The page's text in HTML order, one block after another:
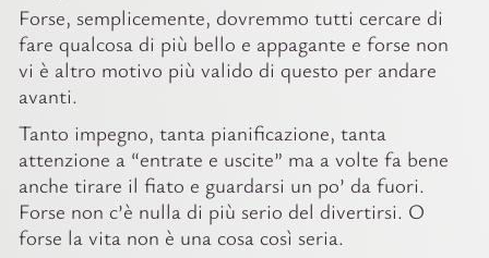
Forse, semplicemente, dovremmo tutti cercare di
fare qualcosa di più bello e appagante e forse non
vi è altro motivo più valido di questo per andare
avanti.
Tanto impegno, tanta pianificazione, tanta
attenzione a “entrate e uscite” ma a volte fa bene
anche tirare il fiato e guardarsi un po’ da fuori.
Forse non c’è nulla di più serio del divertirsi. O
forse la vita non è una cosa così seria.